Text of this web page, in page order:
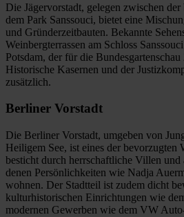
Die Jägervorstadt, gelegen zwischen
dem Park Sanssouci, bietet eine
und Gründerzeitbauten. Bekannte
Weinbergterrassen am Schloss
Potsdam, der für die
Historische Kasernen und der
zusätzlich.
Berliner Vorstadt
Die Berliner Vorstadt, umgeben von
Heiligem See, ist eines der bevorzugten
besticht durch herrschaftliche Villen und
denen Persönlichkeiten wie Nadja
wohnen. Der Stadtteil ist zudem dicht
kulturhistorischen Einrichtungen wie
modernen Gewerben wie dem VW